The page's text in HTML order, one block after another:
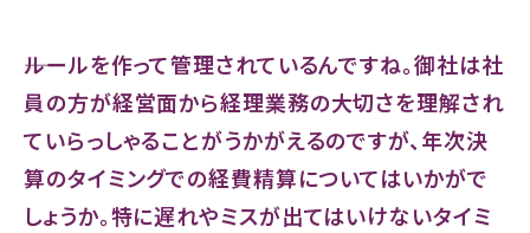
――ルールを作って管理されているんですね。御社は社
員の方が経営面から経理業務の大切さを理解され
ていらっしゃることがうかがえるのですが、年次決
算のタイミングでの経費精算についてはいかがで
しょうか。特に遅れやミスが出てはいけないタイミ